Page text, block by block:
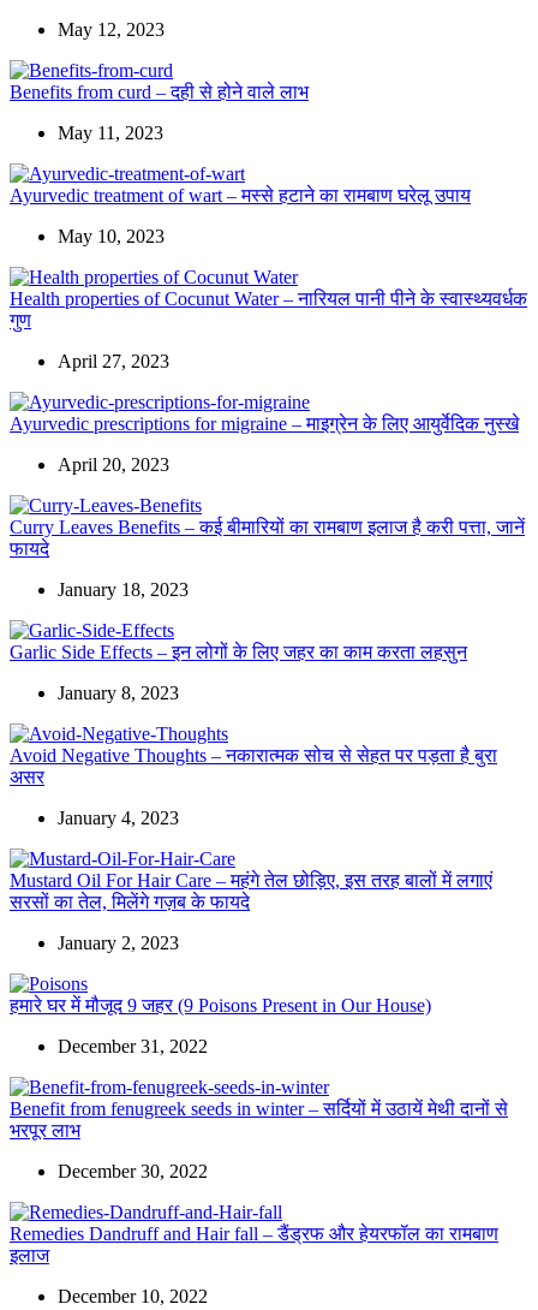
May 12, 2023
Benefits from curd – दही से होने वाले लाभ
May 11, 2023
Ayurvedic treatment of wart – मस्से हटाने का रामबाण घरेलू उपाय
May 10, 2023
Health properties of Cocunut Water – नारियल पानी पीने के स्वास्थ्यवर्धक
गुण
April 27, 2023
Ayurvedic prescriptions for migraine – माइग्रेन के लिए आयुर्वेदिक नुस्खे
April 20, 2023
Curry Leaves Benefits – कई बीमारियों का रामबाण इलाज है करी पत्ता, जानें
फायदे
January 18, 2023
Garlic Side Effects – इन लोगों के लिए जहर का काम करता लहसुन
January 8, 2023
Avoid Negative Thoughts – नकारात्मक सोच से सेहत पर पड़ता है बुरा
असर
January 4, 2023
Mustard Oil For Hair Care – महंगे तेल छोड़िए, इस तरह बालों में लगाएं
सरसों का तेल, मिलेंगे गज़ब के फायदे
January 2, 2023
हमारे घर में मौजूद 9 जहर (9 Poisons Present in Our House)
December 31, 2022
Benefit from fenugreek seeds in winter – सर्दियों में उठायें मेथी दानों से
भरपूर लाभ
December 30, 2022
Remedies Dandruff and Hair fall – डैंड्रफ और हेयरफॉल का रामबाण
इलाज
December 10, 2022